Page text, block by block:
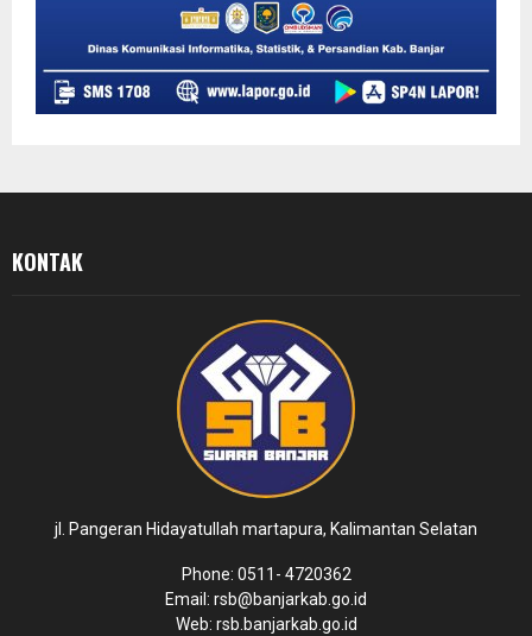
KONTAK
jl. Pangeran Hidayatullah martapura, Kalimantan Selatan
Phone: 0511- 4720362
Email: rsb@banjarkab.go.id
Web: rsb.banjarkab.go.id